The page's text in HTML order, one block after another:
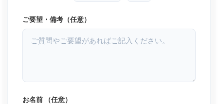
ご要望・備考（任意）
お名前 （任意）